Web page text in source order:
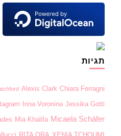
תגיות
Alexis Clark Chiara Ferragni
Irina Voronina Jessika Gotti
Mia Khalifa Micaela Schäfer